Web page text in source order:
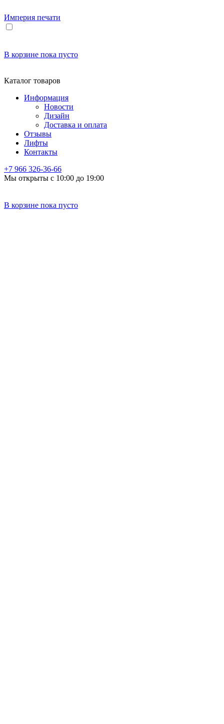
Империя печати
В корзине пока пусто
Каталог товаров
Информация
Новости
Дизайн
Доставка и оплата
Отзывы
Лифты
Контакты
+7 966 326-36-66
Мы открыты с 10:00 до 19:00
В корзине пока пусто